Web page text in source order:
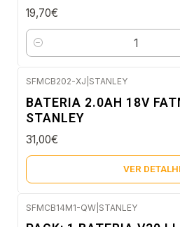
19,70€
Quantidade
SFMCB202-XJ STANLEY
BATERIA 2.0AH 18V
STANLEY
31,00€
VER
SFMCB14M1-QW STANLEY